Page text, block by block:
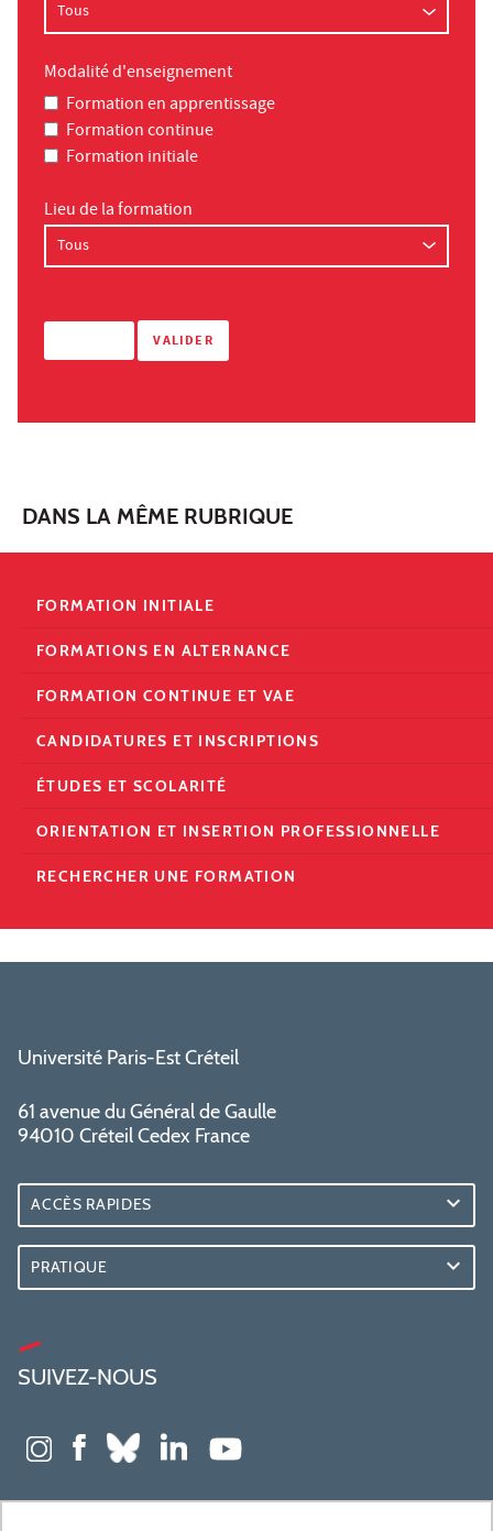
Modalité d'enseignement
Formation en apprentissage
Formation continue
Formation initiale
Lieu de la formation
DANS LA MÊME RUBRIQUE
FORMATION INITIALE
FORMATIONS EN ALTERNANCE
FORMATION CONTINUE ET VAE
CANDIDATURES ET INSCRIPTIONS
ÉTUDES ET SCOLARITÉ
ORIENTATION ET INSERTION PROFESSIONNELLE
RECHERCHER UNE FORMATION
Université Paris-Est Créteil
61 avenue du Général de Gaulle
94010 Créteil Cedex France
ACCÈS RAPIDES
PRATIQUE
SUIVEZ-NOUS